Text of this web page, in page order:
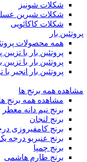
شکلات شونیز
شکلات شیرین
شکلات کاکائویی
پروتئین بار
همه محصولات
پروتئین بار با
پروتئین بار با
پروتئین بار انجیر
مشاهده همه برنج ها
مشاهده همه برنج
برنج نیم دانه معطر
برنج لنجان
برنج کامفیروزی
برنج عنبربو درجه
برنج چمپا
برنج طارم هاشمی